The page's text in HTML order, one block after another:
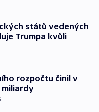
států vedených
Trumpa kvůli
rozpočtu činil v
miliardy